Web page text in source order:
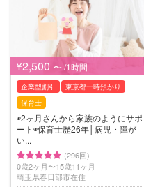
¥2,500 〜 /1時間
企業型割引
東京都一時預かり
保育士
◉2ヶ月さんから家族のようにサポ
ート◉保育士歴26年│病児・障が
い...
(296回)
0歳2ヶ月〜15歳11ヶ月
埼玉県春日部市在住